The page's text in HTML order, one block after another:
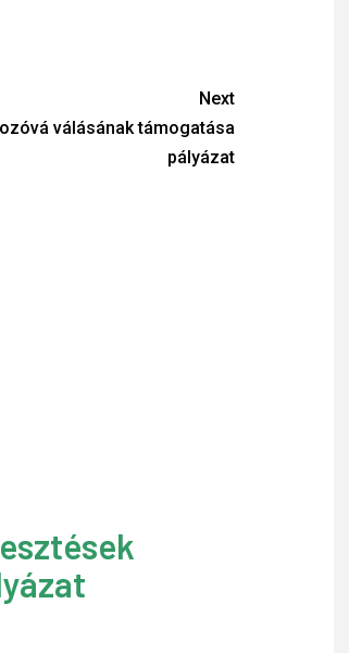
Next
válásának támogatása
pályázat